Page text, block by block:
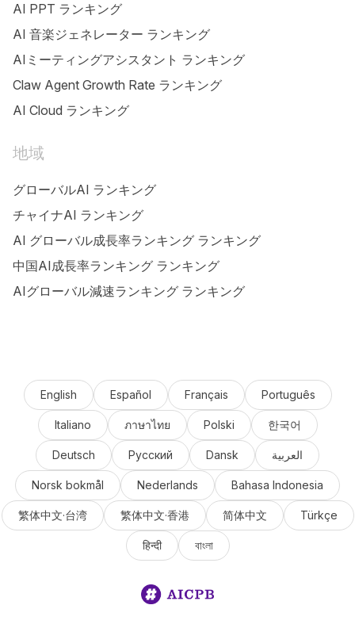
AI PPT ランキング
AI 音楽ジェネレーター ランキング
AIミーティングアシスタント ランキング
Claw Agent Growth Rate ランキング
AI Cloud ランキング
地域
グローバルAI ランキング
チャイナAI ランキング
AI グローバル成長率ランキング ランキング
中国AI成長率ランキング ランキング
AIグローバル減速ランキング ランキング
English Español Français Português
Italiano ภาษาไทย Polski 한국어
Deutsch Русский Dansk العربية
Norsk bokmål Nederlands Bahasa Indonesia
繁体中文·台湾 繁体中文·香港 简体中文 Türkçe
हिन्दी বাংলা